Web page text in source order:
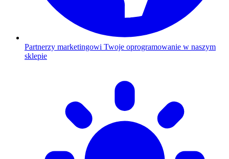
Partnerzy marketingowi Twoje oprogramowanie w naszym
sklepie